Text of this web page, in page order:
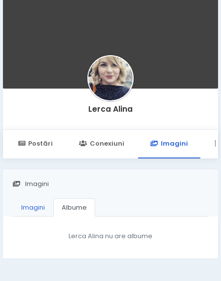
Lerca Alina
Postări Conexiuni Imagini
Imagini
Imagini Albume
Lerca Alina nu are albume